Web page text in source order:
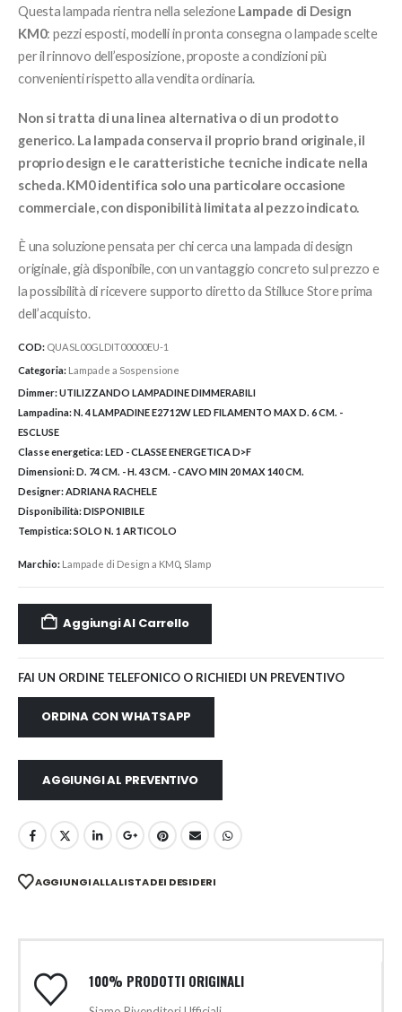
Questa lampada rientra nella selezioneLampade di Design
KM0: pezzi esposti, modelli in pronta consegna o lampade scelte
per il rinnovo dell’esposizione, proposte a condizioni più
convenienti rispetto alla vendita ordinaria.
Non si tratta di una linea alternativa o di un prodotto
generico. La lampada conserva il proprio brand originale, il
proprio design e le caratteristiche tecniche indicate nella
scheda. KM0 identifica solo una particolare occasione
commerciale, con disponibilità limitata al pezzo indicato.
È una soluzione pensata per chi cerca una lampada di design
originale, già disponibile, con un vantaggio concreto sul prezzo e
la possibilità di ricevere supporto diretto da Stilluce Store prima
dell’acquisto.
COD: QUASL00GLDIT00000EU-1
Categoria: Lampade a Sospensione
Dimmer:UTILIZZANDO LAMPADINE DIMMERABILI
Lampadina:N. 4 LAMPADINE E27 12W LED FILAMENTO MAX D. 6 CM. -
ESCLUSE
Classe energetica:LED - CLASSE ENERGETICA D>F
Dimensioni:D. 74 CM. - H. 43 CM. - CAVO MIN 20 MAX 140 CM.
Designer:ADRIANA RACHELE
Disponibilità:DISPONIBILE
Tempistica:SOLO N. 1 ARTICOLO
Marchio: Lampade di Design a KM0, Slamp
Aggiungi Al Carrello
FAI UN ORDINE TELEFONICO O RICHIEDI UN PREVENTIVO
ORDINA CON WHATSAPP
AGGIUNGI AL PREVENTIVO
AGGIUNGI ALLA LISTA DEI DESIDERI
100% PRODOTTI ORIGINALI